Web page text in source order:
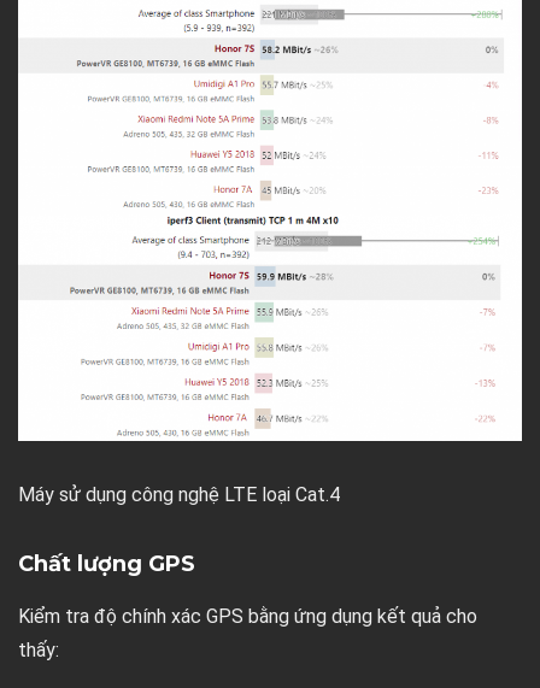
Máy sử dụng công nghệ LTE loại Cat.4
Chất lượng GPS
Kiểm tra độ chính xác GPS bằng ứng dụng kết quả cho
thấy: